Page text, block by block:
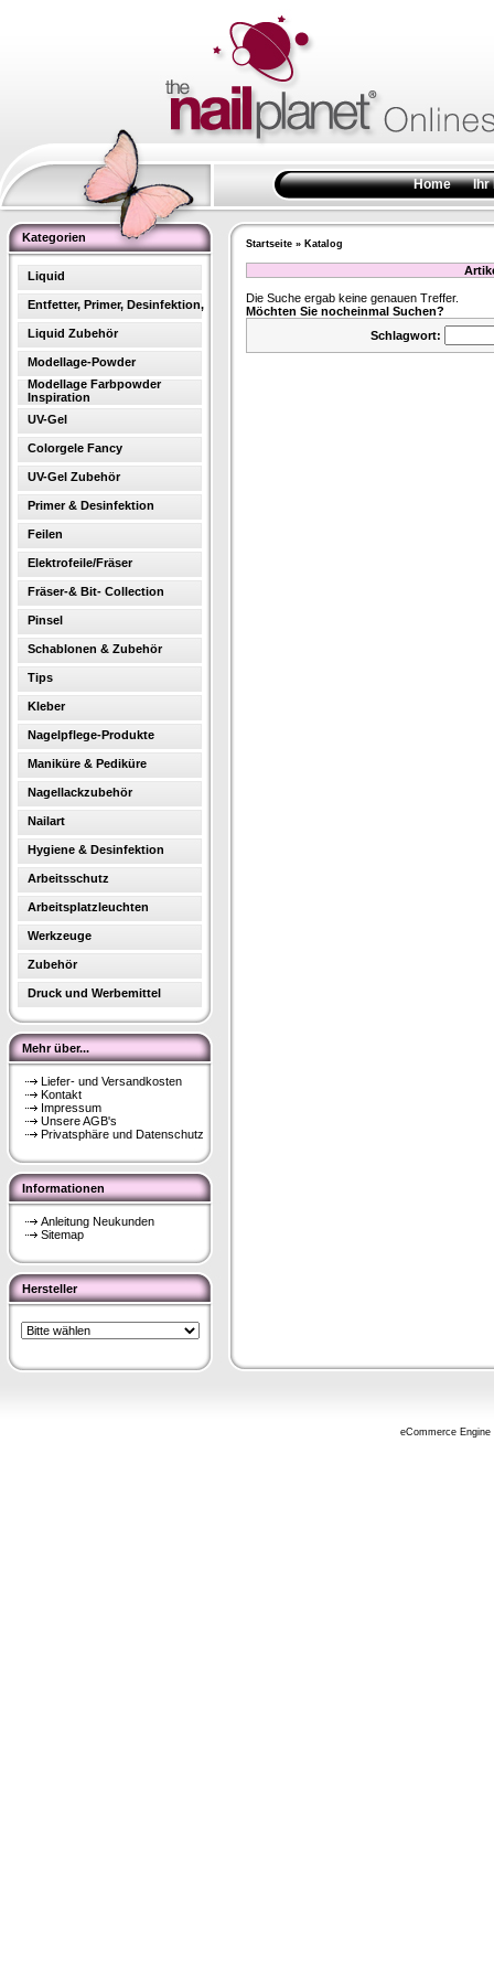
Home Ihr
Kategorien
Liquid
Entfetter, Primer, Desinfektion,
Liquid Zubehör
Modellage-Powder
Modellage Farbpowder
Inspiration
UV-Gel
Colorgele Fancy
UV-Gel Zubehör
Primer & Desinfektion
Feilen
Elektrofeile/Fräser
Fräser-& Bit- Collection
Pinsel
Schablonen & Zubehör
Tips
Kleber
Nagelpflege-Produkte
Maniküre & Pediküre
Nagellackzubehör
Nailart
Hygiene & Desinfektion
Arbeitsschutz
Arbeitsplatzleuchten
Werkzeuge
Zubehör
Druck und Werbemittel
Mehr über...
Liefer- und Versandkosten
Kontakt
Impressum
Unsere AGB's
Privatsphäre und Datenschutz
Informationen
Anleitung Neukunden
Sitemap
Hersteller
Startseite » Katalog
Die Suche ergab keine genauen Treffer.
Möchten Sie nocheinmal Suchen?
Schlagwort:
eCommerce